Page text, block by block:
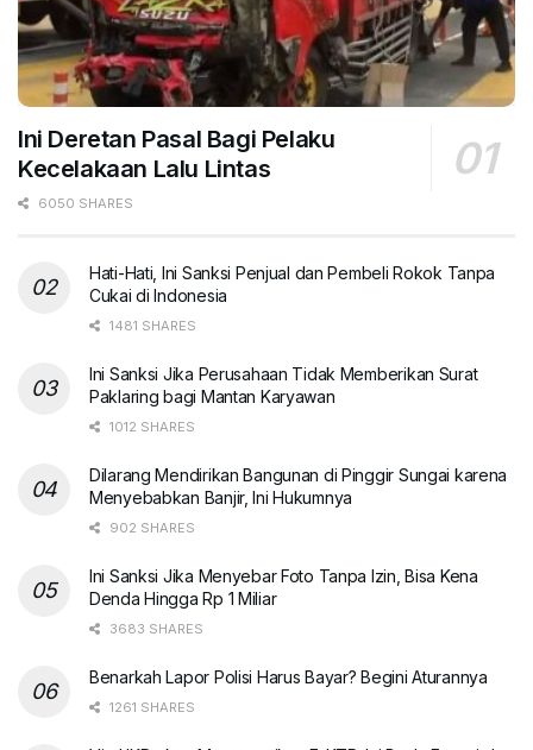
Ini Deretan Pasal Bagi Pelaku
Kecelakaan Lalu Lintas
6050 SHARES
Hati-Hati, Ini Sanksi Penjual dan Pembeli Rokok Tanpa
Cukai di Indonesia
1481 SHARES
Ini Sanksi Jika Perusahaan Tidak Memberikan Surat
Paklaring bagi Mantan Karyawan
1012 SHARES
Dilarang Mendirikan Bangunan di Pinggir Sungai karena
Menyebabkan Banjir, Ini Hukumnya
902 SHARES
Ini Sanksi Jika Menyebar Foto Tanpa Izin, Bisa Kena
Denda Hingga Rp 1 Miliar
3683 SHARES
Benarkah Lapor Polisi Harus Bayar? Begini Aturannya
1261 SHARES